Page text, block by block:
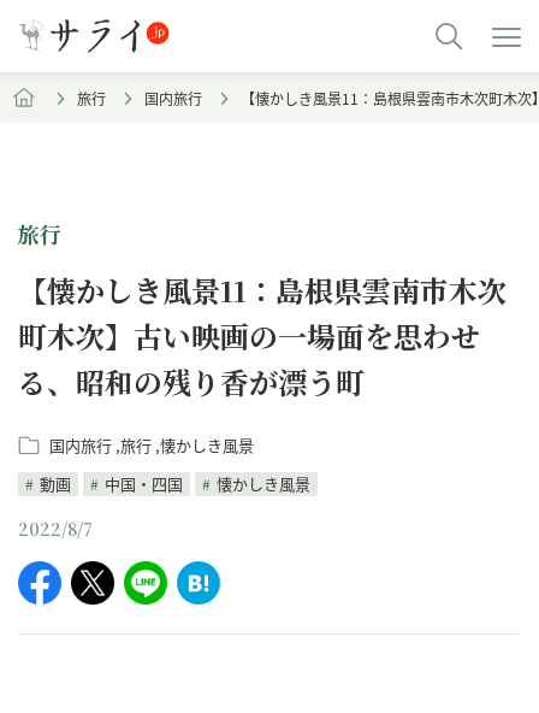
旅行 国内旅行 【懐かしき風景11：島根県雲南市木次町木
旅行
【懐かしき風景11：島根県雲南市木次
町木次】古い映画の一場面を思わせ
る、昭和の残り香が漂う町
国内旅行 旅行 懐かしき風景
動画
中国・四国 懐かしき風景
2022/8/7